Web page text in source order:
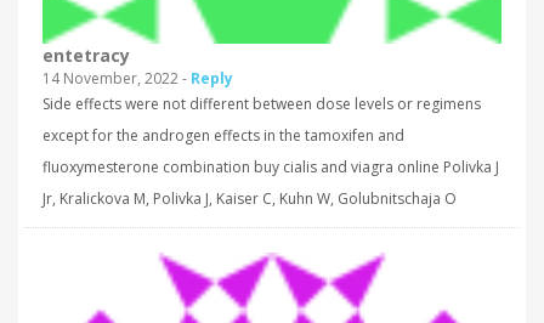
entetracy
14 November, 2022 - Reply
Side effects were not different between dose levels or regimens
except for the androgen effects in the tamoxifen and
fluoxymesterone combination buy cialis and viagra online Polivka J
Jr, Kralickova M, Polivka J, Kaiser C, Kuhn W, Golubnitschaja O